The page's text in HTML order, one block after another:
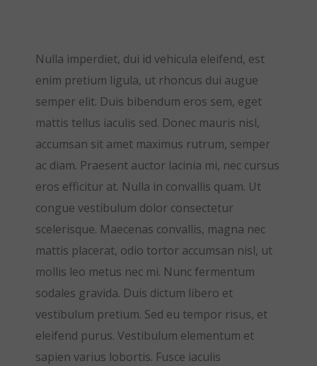
Nulla imperdiet, dui id vehicula eleifend, est
enim pretium ligula, ut rhoncus dui augue
semper elit. Duis bibendum eros sem, eget
mattis tellus iaculis sed. Donec mauris nisl,
accumsan sit amet maximus rutrum, semper
ac diam. Praesent auctor lacinia mi, nec cursus
eros efficitur at. Nulla in convallis quam. Ut
congue vestibulum dolor consectetur
scelerisque. Maecenas convallis, magna nec
mattis placerat, odio tortor accumsan nisl, ut
mollis leo metus nec mi. Nunc fermentum
sodales gravida. Duis dictum libero et
vestibulum pretium. Sed eu tempor risus, et
eleifend purus. Vestibulum elementum et
sapien varius lobortis. Fusce iaculis